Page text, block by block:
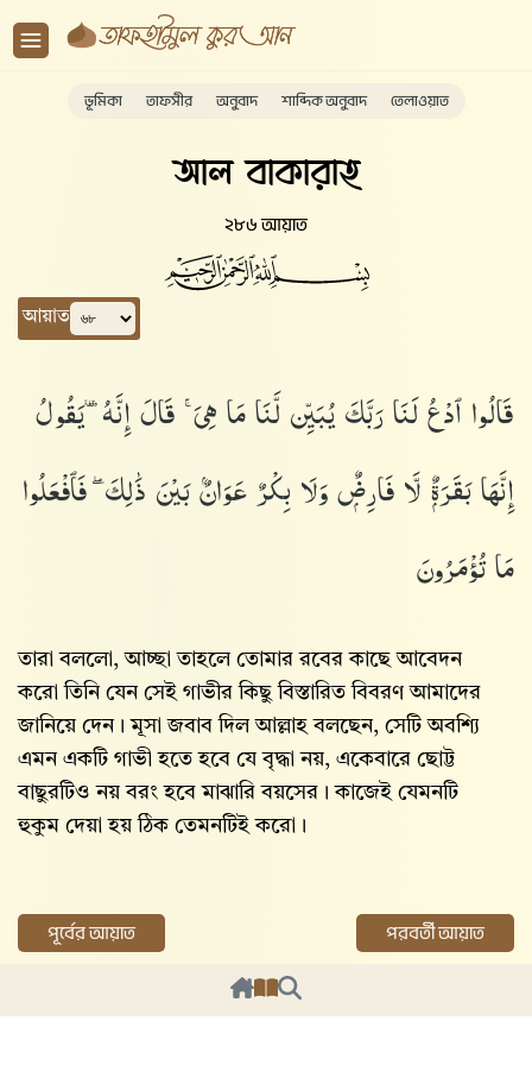
ভূমিকা তাফসীর অনুবাদ শাব্দিক অনুবাদ তেলাওয়াত
আল বাকারাহ
২৮৬ আয়াত
আয়াত
قَالُوا۟ ٱدْعُ لَنَا رَبَّكَ يُبَيِّن لَّنَا مَا هِىَ ۚ قَالَ إِنَّهُۥ يَقُولُ
إِنَّهَا بَقَرَةٌۭ لَّا فَارِضٌۭ وَلَا بِكْرٌ عَوَانٌۢ بَيْنَ ذَٰلِكَ ۖ فَٱفْعَلُوا۟
مَا تُؤْمَرُونَ
তারা বললো, আচ্ছা তাহলে তোমার রবের কাছে আবেদন
করো তিনি যেন সেই গাভীর কিছু বিস্তারিত বিবরণ আমাদের
জানিয়ে দেন। মূসা জবাব দিল আল্লাহ‌ বলছেন, সেটি অবশ্যি
এমন একটি গাভী হতে হবে যে বৃদ্ধা নয়, একেবারে ছোট্ট
বাছুরটিও নয় বরং হবে মাঝারি বয়সের। কাজেই যেমনটি
হুকুম দেয়া হয় ঠিক তেমনটিই করো।
পূর্বের আয়াত পরবর্তী আয়াত